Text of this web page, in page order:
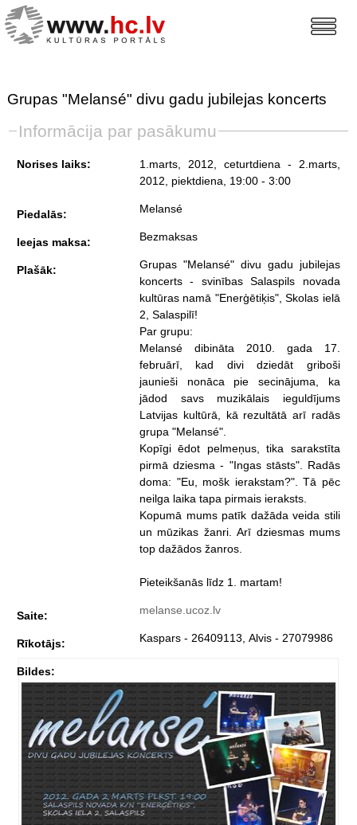
Grupas "Melansé" divu gadu jubilejas koncerts
Informācija par pasākumu
Norises laiks: 1.marts, 2012, ceturtdiena - 2.marts,
2012, piektdiena , 19:00 - 3:00
Piedalās: Melansé
Ieejas maksa: Bezmaksas
Plašāk:
Grupas "Melansé" divu gadu jubilejas
koncerts - svinības Salaspils novada
kultūras namā "Enerģētiķis", Skolas ielā
2, Salaspilī!
Par grupu:
Melansé dibināta 2010. gada 17.
februārī, kad divi dziedāt griboši
jaunieši nonāca pie secinājuma, ka
jādod savs muzikālais ieguldījums
Latvijas kultūrā, kā rezultātā arī radās
grupa "Melansé".
Kopīgi ēdot pelmeņus, tika sarakstīta
pirmā dziesma - "Ingas stāsts". Radās
doma: "Eu, mošk ierakstam?". Tā pēc
neilga laika tapa pirmais ieraksts.
Kopumā mums patīk dažāda veida stili
un mūzikas žanri. Arī dziesmas mums
top dažādos žanros.
Pieteikšanās līdz 1. martam!
Saite: melanse.ucoz.lv
Rīkotājs: Kaspars - 26409113, Alvis - 27079986
Bildes: